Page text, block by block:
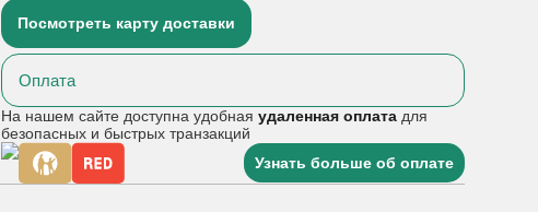
Посмотреть карту доставки
Оплата
На нашем сайте доступна удобнаяудаленная оплата для
безопасных и быстрых транзакций
Узнать больше об оплате